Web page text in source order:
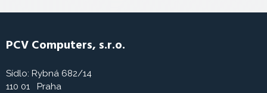
PCV Computers, s.r.o.
Sídlo: Rybná 682/14
110 01 Praha